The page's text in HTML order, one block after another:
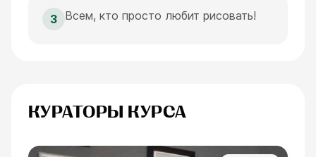
3 Всем, кто просто любит рисовать!
КУРАТОРЫ КУРСА